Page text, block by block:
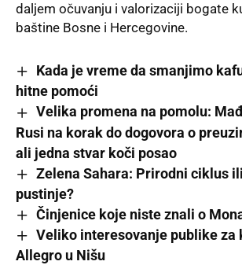
daljem očuvanju i valorizaciji bogate
baštine Bosne i Hercegovine.
Kada je vreme da smanjimo
hitne pomoći
Velika promena na pomolu:
Rusi na korak do dogovora o
ali jedna stvar koči posao
Zelena Sahara: Prirodni ciklus
pustinje?
Činjenice koje niste znali o
Veliko interesovanje publike za
Allegro u Nišu